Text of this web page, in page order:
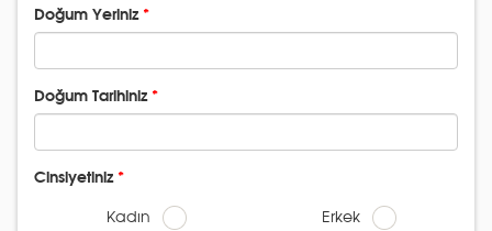
Doğum Yeriniz
Doğum Tarihiniz
Cinsiyetiniz
Kadın Erkek